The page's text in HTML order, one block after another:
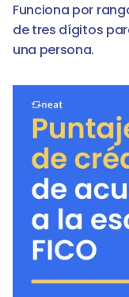
Funciona por
de tres dígitos
una persona.